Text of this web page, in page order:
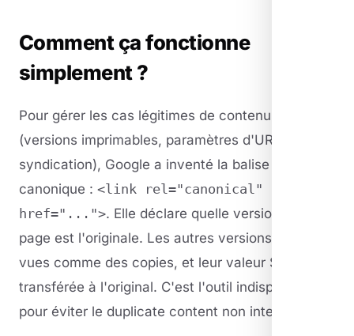
Comment ça fonctionne
simplement ?
Pour gérer les cas légitimes de contenu dupliqué
(versions imprimables, paramètres d'URL,
syndication), Google a inventé la balise
canonique : <link rel="canonical"
href="...">. Elle déclare quelle version d'une
page est l'originale. Les autres versions sont
vues comme des copies, et leur valeur SEO est
transférée à l'original. C'est l'outil indispensable
pour éviter le duplicate content non intentionnel.